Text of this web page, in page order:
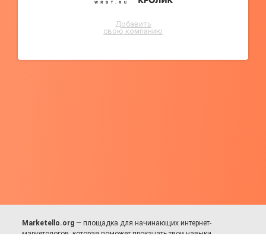
Добавить
свою компанию
Marketello.org — площадка для начинающих интернет-
маркетологов, которая поможет прокачать твои навыки.